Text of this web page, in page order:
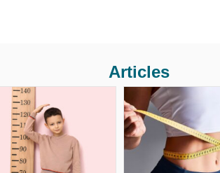
Articles